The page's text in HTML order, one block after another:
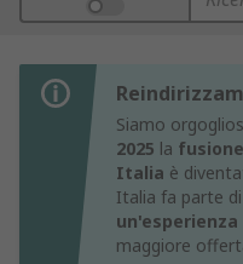
Siamo
2025 la
Italia è
Italia fa parte
maggiore